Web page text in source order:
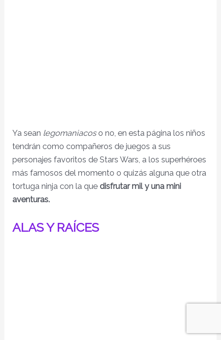
Ya sean legomaniacoso no, en esta página los niños
tendrán como compañeros de juegos a sus
personajes favoritos de Stars Wars, a los superhéroes
más famosos del momento o quizás alguna que otra
tortuga ninja con la que disfrutar mil y una mini
aventuras.
ALAS Y RAÍCES